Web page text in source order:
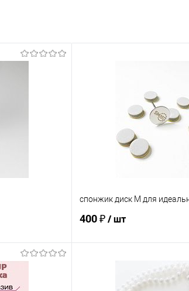
спонжик диск M для
400 ₽/ шт
В